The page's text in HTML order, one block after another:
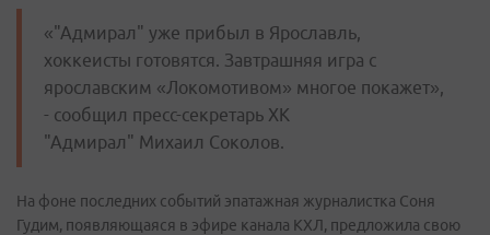
«"Адмирал" уже прибыл в Ярославль,
хоккеисты готовятся. Завтрашняя игра с
ярославским «Локомотивом» многое покажет»,
- сообщил пресс-секретарь ХК
"Адмирал" Михаил Соколов.
На фоне последних событий эпатажная журналистка Соня
Гудим, появляющаяся в эфире канала КХЛ, предложила свою